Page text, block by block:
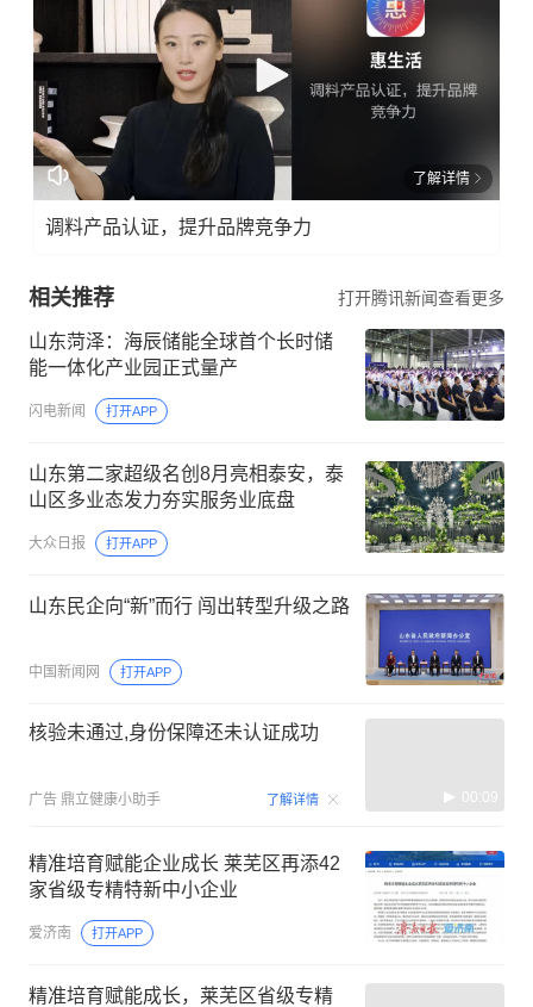
了解详情
调料产品认证，提升品牌竞争力
相关推荐 打开腾讯新闻查看更多
山东菏泽：海辰储能全球首个长时储
能一体化产业园正式量产
闪电新闻 打开APP
山东第二家超级名创8月亮相泰安，泰
山区多业态发力夯实服务业底盘
大众日报 打开APP
山东民企向“新”而行 闯出转型升级之路
中国新闻网 打开APP
核验未通过,身份保障还未认证成功
广告 鼎立健康小助手 了解详情 00:09
精准培育赋能企业成长 莱芜区再添42
家省级专精特新中小企业
爱济南 打开APP
精准培育赋能成长，莱芜区省级专精